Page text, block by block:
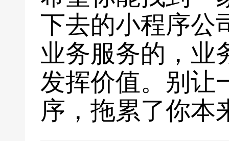
下去的小程序公
业务服务的，业
发挥价值。别让
序，拖累了你本